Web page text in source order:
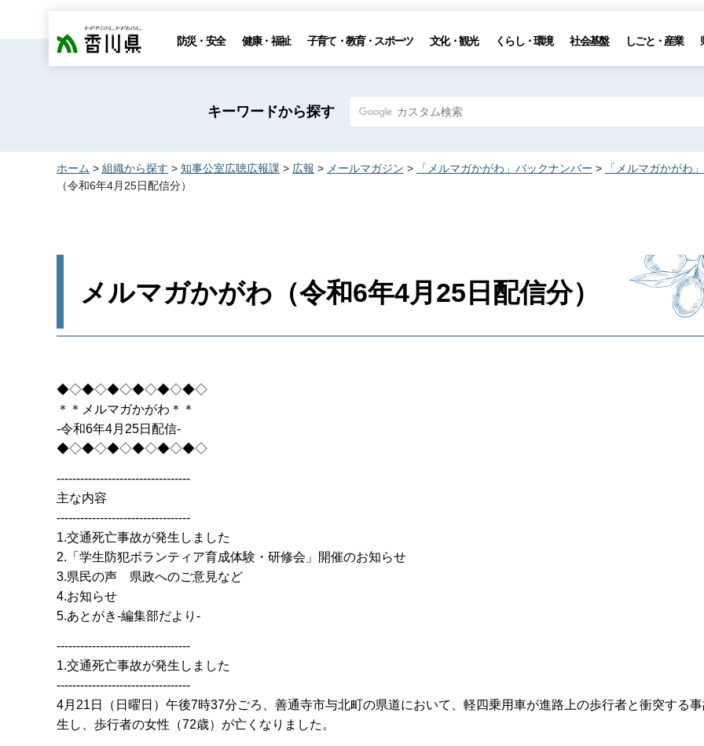
香川県 防災・安全 健康・福祉 子育て・教育・スポーツ 文化・観光 くらし・環境 社会基盤 しごと・産業
キーワードから探す
ホーム > 組織から探す > 知事公室広聴広報課 > 広報 > メールマガジン > 「メルマガかがわ」バックナンバー >
「メルマガかがわ
（令和6年4月25日配信分）
メルマガかがわ（令和6年4月25日配信分）
◆◇◆◇◆◇◆◇◆◇◆◇
＊＊メルマガかがわ＊＊
-令和6年4月25日配信-
◆◇◆◇◆◇◆◇◆◇◆◇
----------------------------------
主な内容
----------------------------------
1.交通死亡事故が発生しました
2.「学生防犯ボランティア育成体験・研修会」開催のお知らせ
3.県民の声 県政へのご意見など
4.お知らせ
5.あとがき-編集部だより-
----------------------------------
1.交通死亡事故が発生しました
----------------------------------
4月21日（日曜日）午後7時37分ごろ、善通寺市与北町の県道において、軽四乗用車が進路上の歩行者と衝突する
生し、歩行者の女性（72歳）が亡くなりました。